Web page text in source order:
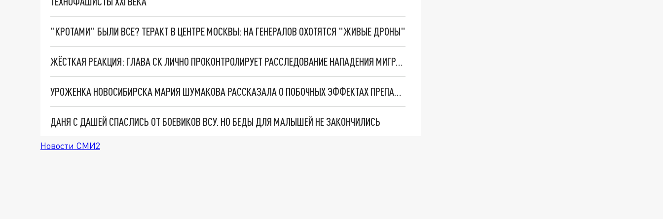
"КРОТАМИ" БЫЛИ ВСЕ? ТЕРАКТ В ЦЕНТРЕ МОСКВЫ: НА ГЕНЕРАЛОВ ОХОТЯТСЯ "ЖИВЫЕ ДРОНЫ"
ЖЁСТКАЯ РЕАКЦИЯ: ГЛАВА СК ЛИЧНО ПРОКОНТРОЛИРУЕТ РАССЛЕДОВАНИЕ НАПАДЕНИЯ МИГРАНТОВ НА ЧЕЛЯБИНЦА
УРОЖЕНКА НОВОСИБИРСКА МАРИЯ ШУМАКОВА РАССКАЗАЛА О ПОБОЧНЫХ ЭФФЕКТАХ ПРЕПАРАТА ДЛЯ ПОХУДЕНИЯ
ДАНЯ С ДАШЕЙ СПАСЛИСЬ ОТ БОЕВИКОВ ВСУ. НО БЕДЫ ДЛЯ МАЛЫШЕЙ НЕ ЗАКОНЧИЛИСЬ
Новости СМИ2